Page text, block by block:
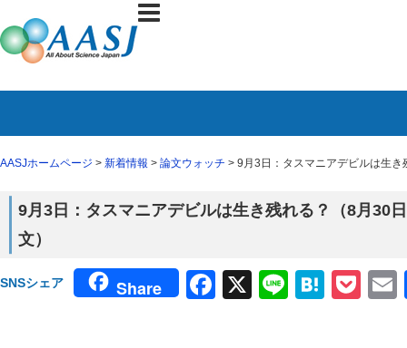
AASJホームページ > 新着情報 > 論文ウォッチ > 9月3日：タスマニアデビルは生
9月3日：タスマニアデビルは生き残れる？（8月
文）
SNSシェア Share Facebook
X Line